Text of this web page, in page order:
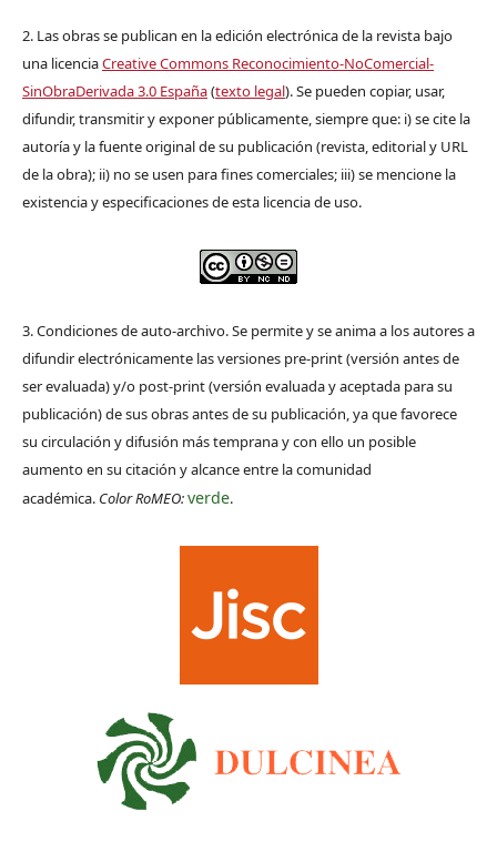
2. Las obras se publican en la edición electrónica de la revista bajo
una licenciaCreative Commons Reconocimiento-NoComercial-
SinObraDerivada 3.0 España(texto legal). Se pueden copiar, usar,
difundir, transmitir y exponer públicamente, siempre que: i) se cite la
autoría y la fuente original de su publicación (revista, editorial y URL
de la obra); ii) no se usen para fines comerciales; iii) se mencione la
existencia y especificaciones de esta licencia de uso.
3. Condiciones de auto-archivo. Se permite y se anima a los autores a
difundir electrónicamente las versiones pre-print (versión antes de
ser evaluada) y/o post-print (versión evaluada y aceptada para su
publicación) de sus obras antes de su publicación, ya que favorece
su circulación y difusión más temprana y con ello un posible
aumento en su citación y alcance entre la comunidad
académica. Color RoMEO:verde.